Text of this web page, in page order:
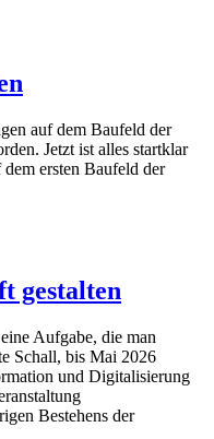
auf dem Baufeld der
Jetzt ist alles startklar
ersten Baufeld der
gestalten
Aufgabe, die man
Schall, bis Mai 2026
und Digitalisierung
Bestehens der